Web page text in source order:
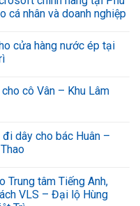
cá nhân và doanh nghiệp
cửa hàng nước ép tại
cô Vân – Khu Lâm
dây cho bác Huân –
Trung tâm Tiếng Anh,
VLS – Đại lộ Hùng